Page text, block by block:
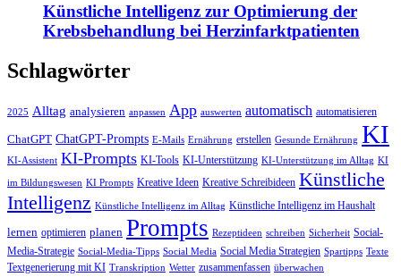
Künstliche Intelligenz zur Optimierung der
Krebsbehandlung bei Herzinfarktpatienten
Schlagwörter
2025 Alltag analysieren anpassen App auswerten automatisch automatisieren
ChatGPT ChatGPT-Prompts E-Mails Ernährung erstellen Gesunde Ernährung KI
KI-Assistent KI-Prompts KI-Tools KI-Unterstützung KI-Unterstützung im Alltag KI
im Bildungswesen KI Prompts Kreative Ideen Kreative Schreibideen Künstliche
Intelligenz Künstliche Intelligenz im Alltag Künstliche Intelligenz im Haushalt
lernen optimieren planen Prompts Rezeptideen schreiben Sicherheit Social-
Media-Strategie Social-Media-Tipps Social Media Social Media Strategien Spartipps Texte
Textgenerierung mit KI Transkription Wetter zusammenfassen überwachen